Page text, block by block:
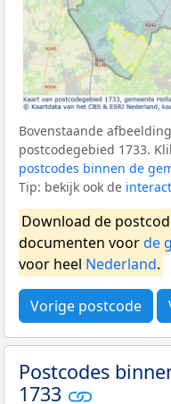
Bovenstaande
postcodegebied 1733.
postcodes binnen de
Tip: bekijk ook de
Download de
documenten voorde
voor heel Nederland.
Vorige postcode
Postcodes
1733